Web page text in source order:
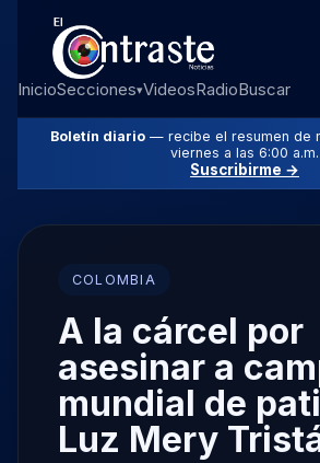
InicioSecciones▾VideosRadioBuscar
Boletín diario — recibe el resumen de
viernes a las 6:00 a.m.
Suscribirme →
COLOMBIA
A la cárcel por
asesinar a
mundial de
Luz Mery